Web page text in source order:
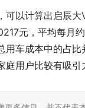
可以计算出启辰
元，平均每月
车成本中的占
用户比较有吸引